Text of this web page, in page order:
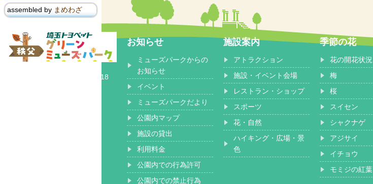
assembled by まめわざ
埼玉県秩父郡 小鹿野町長留2518
お知らせ
ミューズパークからの
お知らせ
イベント
ミューズパークだより
公園内マップ
施設の貸出
利用料金
公園内での行為許可
公園内での禁止行為
施設案内
アトラクション
施設・イベント会場
レストラン・ショップ
スポーツ
花・自然
ハイキング・広場・景
色
季節の花
花の開花状況
梅
桜
スイセン
シャクナゲ
アジサイ
イチョウ
モミジの紅葉